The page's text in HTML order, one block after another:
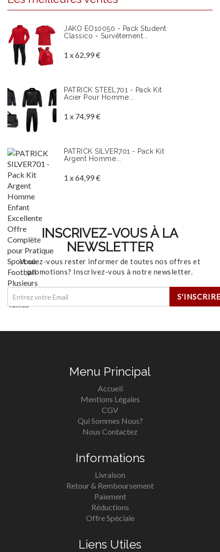
JAKO EO10050 - Pack Student
Classico - Survêtement...
1 x 62,99 €
PATRICK STEEL701 - Pack Kit
Acier Pour Homme...
1 x 74,99 €
PATRICK SILVER701 - Pack Kit
Argent Homme...
1 x 64,99 €
INSCRIVEZ-VOUS À LA
NEWSLETTER
Voulez-vous rester informer de toutes nos offres et
promotions? Inscrivez-vous à notre newsletter.
Menu Principal
Accueil
Mentions Légales
CGV
Qui Sommes Nous?
Nous Contactez
Informations
Livraison
Retour & Remboursement
Paiement
Réductions
Offre Spéciale
Liens Utiles